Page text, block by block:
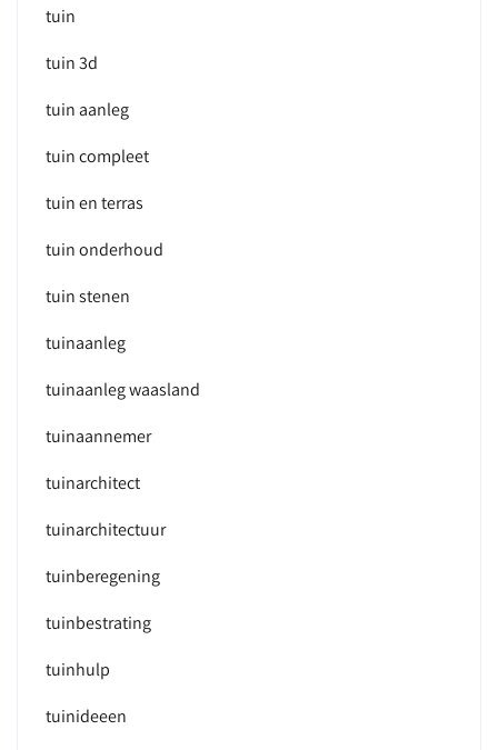
tuin
tuin 3d
tuin aanleg
tuin compleet
tuin en terras
tuin onderhoud
tuin stenen
tuinaanleg
tuinaanleg waasland
tuinaannemer
tuinarchitect
tuinarchitectuur
tuinberegening
tuinbestrating
tuinhulp
tuinideeen